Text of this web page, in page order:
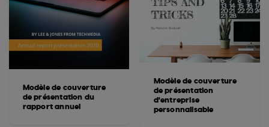
Modèle de couverture
de présentation du
rapport annuel
Modèle de couverture
de présentation
d'entreprise
personnalisable